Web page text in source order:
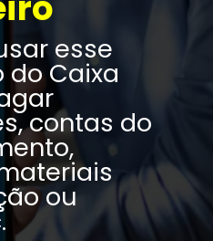
esse
Caixa
contas do
ou